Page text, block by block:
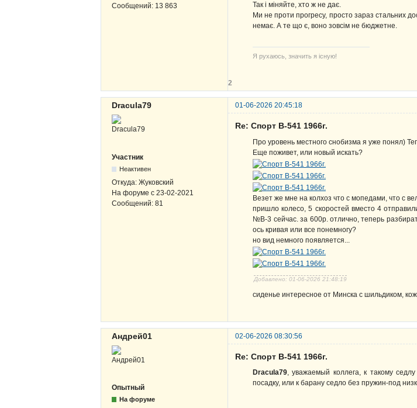
Сообщений: 13 863
Так і міняйте, хто ж не дає.
Ми не проти прогресу, просто зараз стальних
немає. А те що є, воно зовсім не бюджетне.
Я рухаюсь, значить я існую!
2
Dracula79 01-06-2026 20:45:18
Участник
Неактивен
Откуда: Жуковский
На форуме с 23-02-2021
Сообщений: 81
Re: Спорт В-541 1966г.
Про уровень местного снобизма я уже понял)
Еще поживет, или новый искать?
Везет же мне на колхоз что с мопедами, что с
пришло колесо, 5 скоростей вместо 4
№В-3 сейчас. за 600р. отлично, теперь
ось кривая или все понемногу?
но вид немного появляется...
Добавлено: 01-06-2026 21:48:19
сиденье интересное от Минска с шильдиком,
Андрей01 02-06-2026 08:30:56
Опытный
На форуме
Re: Спорт В-541 1966г.
Dracula79, уважаемый коллега, к такому
посадку, или к барану седло без пружин-под